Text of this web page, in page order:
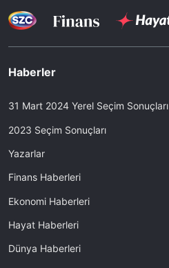
Haberler
31 Mart 2024 Yerel Seçim Sonuçları
2023 Seçim Sonuçları
Yazarlar
Finans Haberleri
Ekonomi Haberleri
Hayat Haberleri
Dünya Haberleri